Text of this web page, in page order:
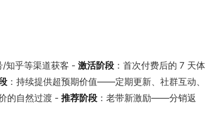
/知乎等渠道获客 - 激活阶段 ：首次付费后的 7 天体
：持续提供超预期价值——定期更新、社群互动、
的自然过渡 - 推荐阶段 ：老带新激励——分销返